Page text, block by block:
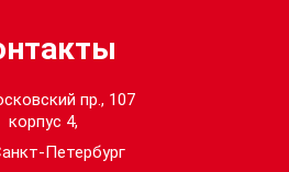
пр., 107
корпус 4,
Петербург